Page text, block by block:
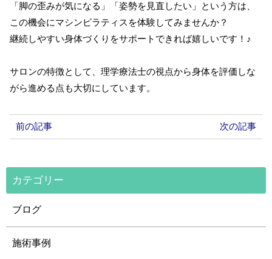
「脚の歪みが気になる」「姿勢を見直したい」という方は、
この機会にマシンピラティスを体験してみませんか？
継続しやすい身体づくりをサポートできれば嬉しいです！♪
サロンの特徴として、理学療法士の視点から身体を評価しな
がら進める点も大切にしています。
前の記事 次の記事
カテゴリー
ブログ
施術事例